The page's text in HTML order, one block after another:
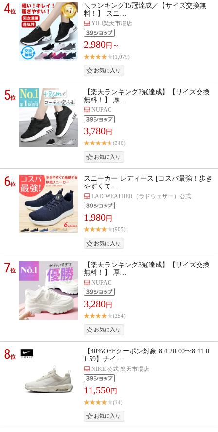
4位
＼ランキング15冠達成／【サイズ交換無
料！】 スニ…
YILI楽天市場店
2,980円～
(1,079)
5位
【楽天ランキング2冠達成】【サイズ交換
無料！】 厚…
NUPAC
3,780円
(340)
6位
スニーカー レディース [コスパ最強！歩き
やすくて…
LAD WEATHER（ラドウェザー）公式
1,980円
(905)
7位
【楽天ランキング3冠達成】【サイズ交換
無料！】 厚…
NUPAC
3,280円
(254)
8位
【40%OFFクーポン対象 8.4 20:00〜8.11 0
1:59】ナイ…
NIKE 公式 楽天市場店
11,550円
(14)